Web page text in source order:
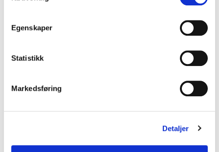
Egenskaper
Statistikk
Markedsføring
Detaljer
Om arrangementet
PROGRAM
Jenny Simonsen, ITS Norway og Cecilie Møller
Endresen, LUP
beslutninger og evaluering av effekt ved hjelp
samferdselssektoren, Entur